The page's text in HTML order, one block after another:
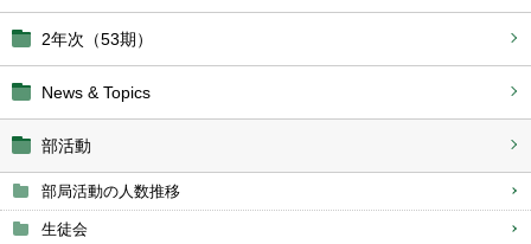
2年次（53期）
News & Topics
部活動
部局活動の人数推移
生徒会